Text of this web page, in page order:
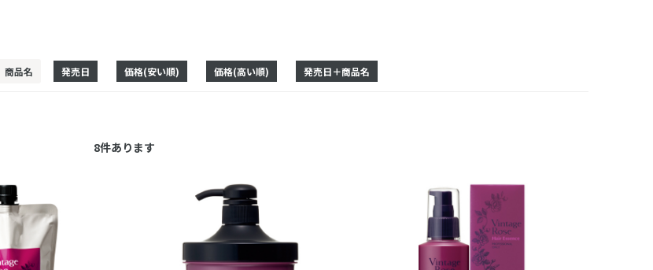
商品名 発売日 価格(安い順) 価格(高い順) 発売日＋商品名
8件あります